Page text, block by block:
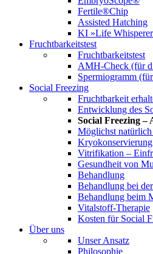
Fertile®Chip
Assisted Hatching
KI »Life
Fruchtbarkeitstest
Fruchtbarkeitstest
AMH-Check (für
Spermiogramm
Social Freezing
Fruchtbarkeit
Entwicklung des
Social Freezing –
Möglichst
Kryokonservierung
Vitrifikation –
Gesundheit von
Behandlung
Behandlung bei
Behandlung beim
Vitalstoff-Therapie
Kosten für Social
Über uns
Unser Ansatz
Philosophie